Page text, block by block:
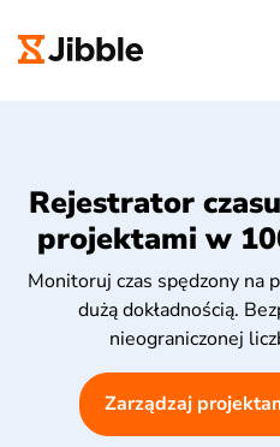
Rejestrator
projektami w
Monitoruj czas spędzony na
dużą dokładnością.
nieograniczonej
Zarządzaj